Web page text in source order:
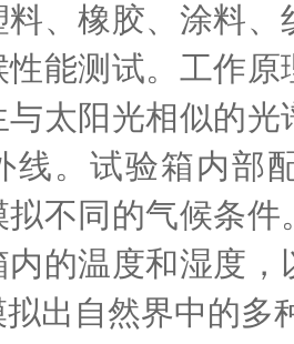
、橡胶、涂料
能测试。工作
与太阳光相似的
线。试验箱内部
不同的气候条
内的温度和湿度
出自然界中的多